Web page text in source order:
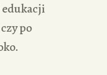
edukacji
po